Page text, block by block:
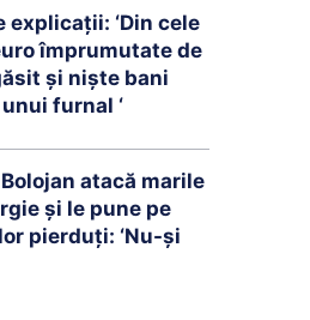
explicații: ‘Din cele
împrumutate de
şi nişte bani
furnal ‘
atacă marile
și le pune pe
pierduți: ‘Nu-și